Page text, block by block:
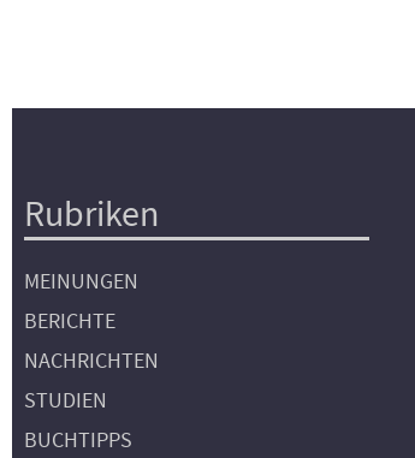
Hauptnavigation
Rubriken
MEINUNGEN
BERICHTE
NACHRICHTEN
STUDIEN
BUCHTIPPS